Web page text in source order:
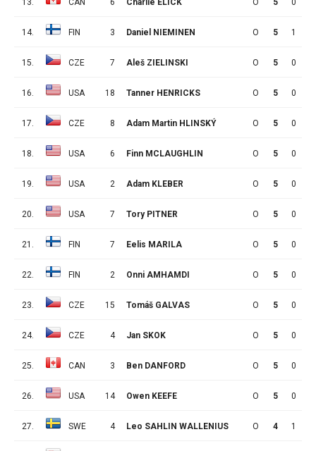
13. CAN 6 Charlie ELICK O 5 0
14. FIN 3 Daniel NIEMINEN O 5 1
15. CZE 7 Aleš ZIELINSKI O 5 0
16. USA 18 Tanner HENRICKS O 5 0
17. CZE 8 Adam Martin HLINSKÝ O 5 0
18. USA 6 Finn MCLAUGHLIN O 5 0
19. USA 2 Adam KLEBER O 5 0
20. USA 7 Tory PITNER O 5 0
21. FIN 7 Eelis MARILA O 5 0
22. FIN 2 Onni AMHAMDI O 5 0
23. CZE 15 Tomáš GALVAS O 5 0
24. CZE 4 Jan SKOK O 5 0
25. CAN 3 Ben DANFORD O 5 0
26. USA 14 Owen KEEFE O 5 0
27. SWE 4 Leo SAHLIN WALLENIUS O 4 1